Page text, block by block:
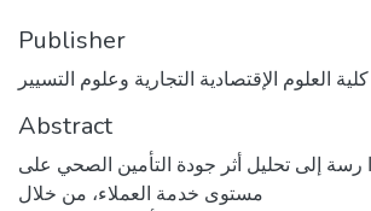
Publisher
العلوم الإقتصادية التجارية وعلوم التسيير
Abstract
رسة إلى تحليل أثر جودة التأمين الصحي على
مستوى خدمة العملاء، من خلال